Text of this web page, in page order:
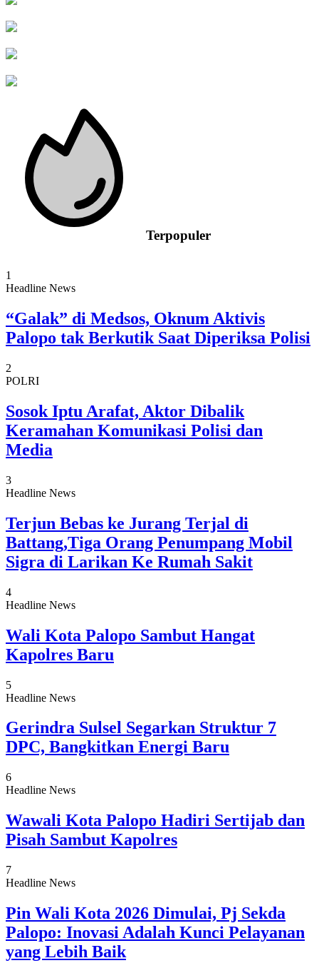
Terpopuler
1
Headline News
“Galak” di Medsos, Oknum Aktivis
Palopo tak Berkutik Saat Diperiksa Polisi
2
POLRI
Sosok Iptu Arafat, Aktor Dibalik
Keramahan Komunikasi Polisi dan
Media
3
Headline News
Terjun Bebas ke Jurang Terjal di
Battang,Tiga Orang Penumpang Mobil
Sigra di Larikan Ke Rumah Sakit
4
Headline News
Wali Kota Palopo Sambut Hangat
Kapolres Baru
5
Headline News
Gerindra Sulsel Segarkan Struktur 7
DPC, Bangkitkan Energi Baru
6
Headline News
Wawali Kota Palopo Hadiri Sertijab dan
Pisah Sambut Kapolres
7
Headline News
Pin Wali Kota 2026 Dimulai, Pj Sekda
Palopo: Inovasi Adalah Kunci Pelayanan
yang Lebih Baik